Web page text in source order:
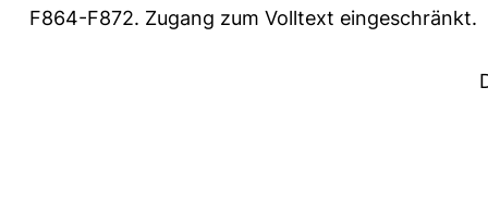
F864-F872. Zugang zum Volltext eingeschränkt.